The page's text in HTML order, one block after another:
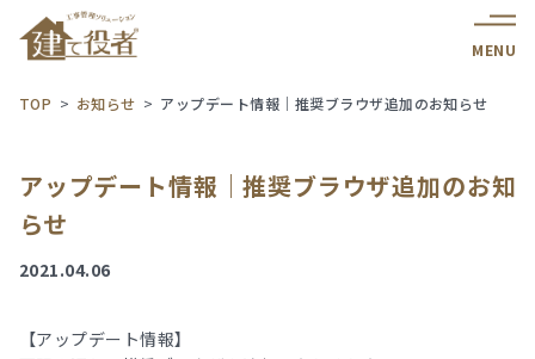
MENU
TOP お知らせ アップデート情報｜推奨ブラウザ追加のお知らせ
アップデート情報｜推奨ブラウザ追加のお知
らせ
2021.04.06
【アップデート情報】